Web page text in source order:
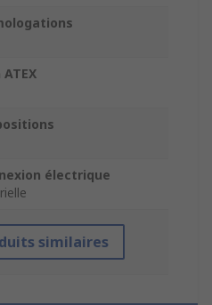
électrique
similaires